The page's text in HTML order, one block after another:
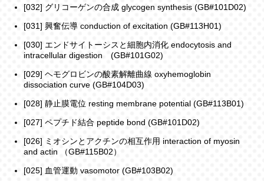
[032] グリコーゲンの合成 glycogen synthesis (GB#101D02)
[031] 興奮伝導 conduction of excitation (GB#113H01)
[030] エンドサイトーシスと細胞内消化 endocytosis and
intracellular digestion (GB#101G02)
[029] ヘモグロビンの酸素解離曲線 oxyhemoglobin
dissociation curve (GB#104D03)
[028] 静止膜電位 resting membrane potential (GB#113B01)
[027] ペプチド結合 peptide bond (GB#101D02)
[026] ミオシンとアクチンの相互作用 interaction of myosin
and actin （GB#115B02）
[025] 血管運動 vasomotor (GB#103B02)